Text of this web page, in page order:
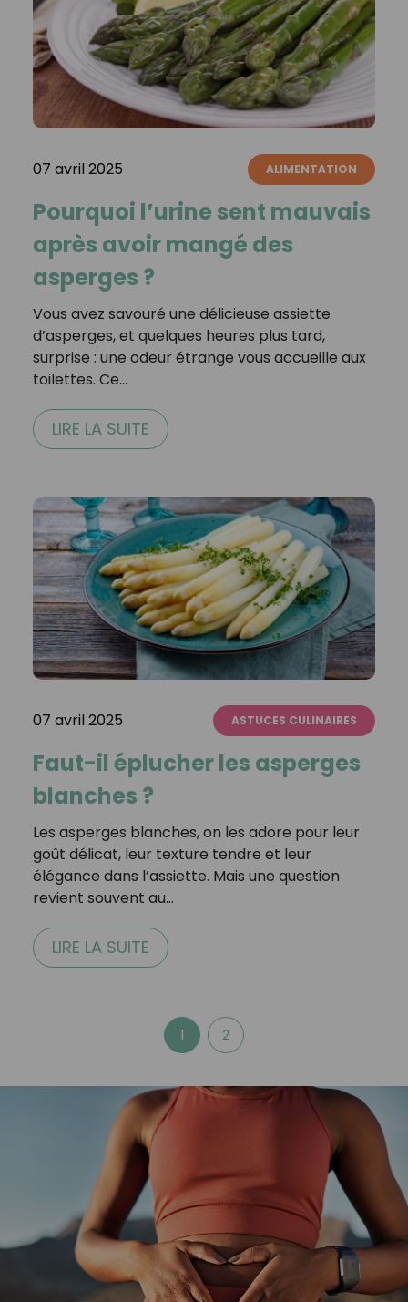
07 avril 2025 ALIMENTATION
Pourquoi l’urine sent mauvais
après avoir mangé des
asperges ?
Vous avez savouré une délicieuse assiette
d’asperges, et quelques heures plus tard,
surprise : une odeur étrange vous accueille aux
toilettes. Ce…
LIRE LA SUITE
07 avril 2025 ASTUCES CULINAIRES
Faut-il éplucher les asperges
blanches ?
Les asperges blanches, on les adore pour leur
goût délicat, leur texture tendre et leur
élégance dans l’assiette. Mais une question
revient souvent au…
LIRE LA SUITE
1 2